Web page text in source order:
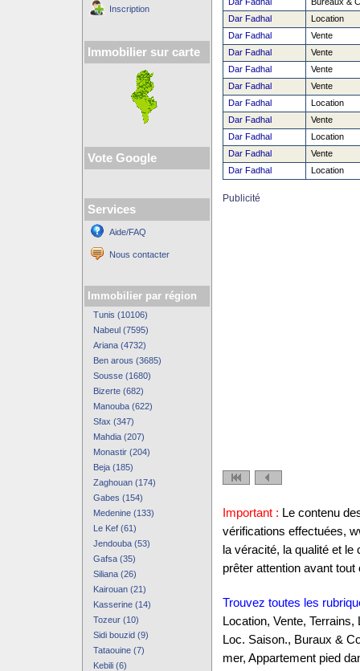
Inscription
Immobilier sur carte
Vote Google
Services
Aide/FAQ
Nous contacter
Immobilier par région
Tunis (10106)
Nabeul (7595)
Ariana (4732)
Ben arous (3685)
Sousse (1680)
Bizerte (682)
Manouba (622)
Sfax (347)
Mahdia (207)
Monastir (204)
Beja (185)
Zaghouan (174)
Gabes (154)
Medenine (133)
Le Kef (61)
Jendouba (53)
Gafsa (35)
Siliana (26)
Kairouan (21)
Kasserine (14)
Tozeur (10)
Sidi bouzid (9)
Tataouine (7)
Kebili (6)
Dar Fadhal
Location
Dar Fadhal
Vente
Dar Fadhal
Vente
Dar Fadhal
Vente
Dar Fadhal
Vente
Dar Fadhal
Location
Dar Fadhal
Vente
Dar Fadhal
Location
Dar Fadhal
Vente
Dar Fadhal
Location
Publicité
Important : Le contenu
vérifications effectuées,
la véracité, la qualité et
prêter attention avant tout
Trouvez toutes les
Location, Vente,
Loc. Saison., Buraux &
mer, Appartement pied